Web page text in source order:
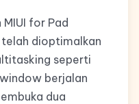
for Pad
telah dioptimalkan
seperti
berjalan
dua